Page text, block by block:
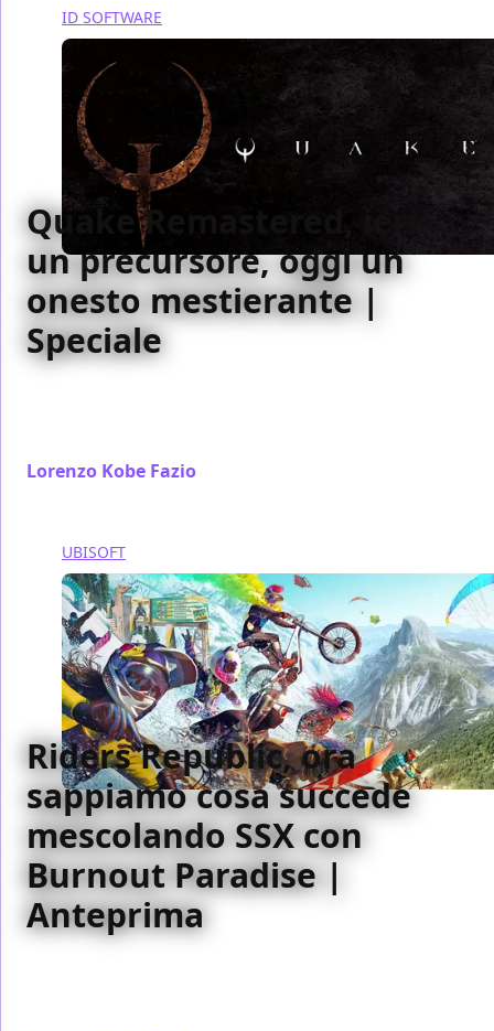
ID SOFTWARE
Quake Remastered, ieri
un precursore, oggi un
onesto mestierante |
Speciale
Lorenzo Kobe Fazio
UBISOFT
Riders Republic, ora
sappiamo cosa succede
mescolando SSX con
Burnout Paradise |
Anteprima